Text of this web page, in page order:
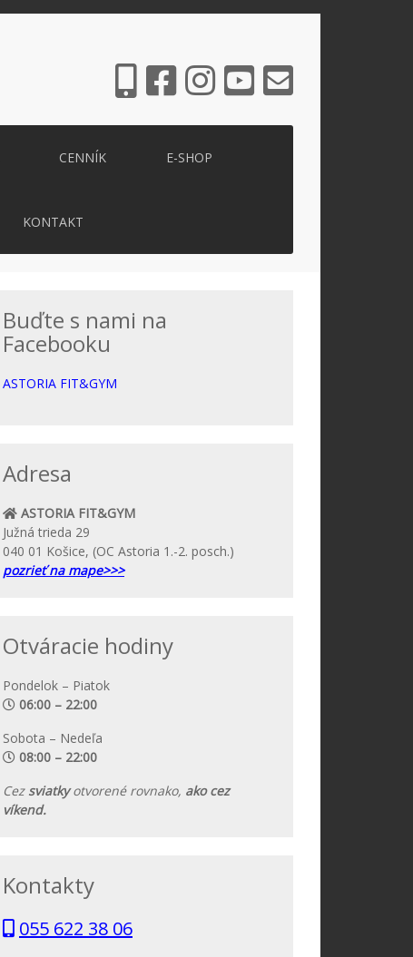
CENNÍK E-SHOP
KONTAKT
Buďte s nami na
Facebooku
ASTORIA FIT&GYM
Adresa
ASTORIA FIT&GYM
Južná trieda 29
040 01 Košice, (OC Astoria 1.-2. posch.)
pozrieť na mape>>>
Otváracie hodiny
Pondelok – Piatok
06:00 – 22:00
Sobota – Nedeľa
08:00 – 22:00
Cez sviatkyotvorené rovnako, ako cez
víkend.
Kontakty
055 622 38 06